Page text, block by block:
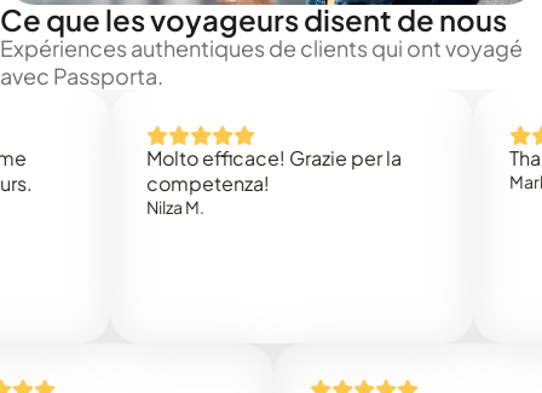
Ce que les voyageurs disent de nous
Expériences authentiques de clients qui ont voyagé
avec Passporta.
Molto efficace! Grazie per la
competenza!
Thank